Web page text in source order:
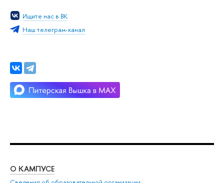
Ищите нас в ВК
Наш телеграм-канал
О КАМПУСЕ